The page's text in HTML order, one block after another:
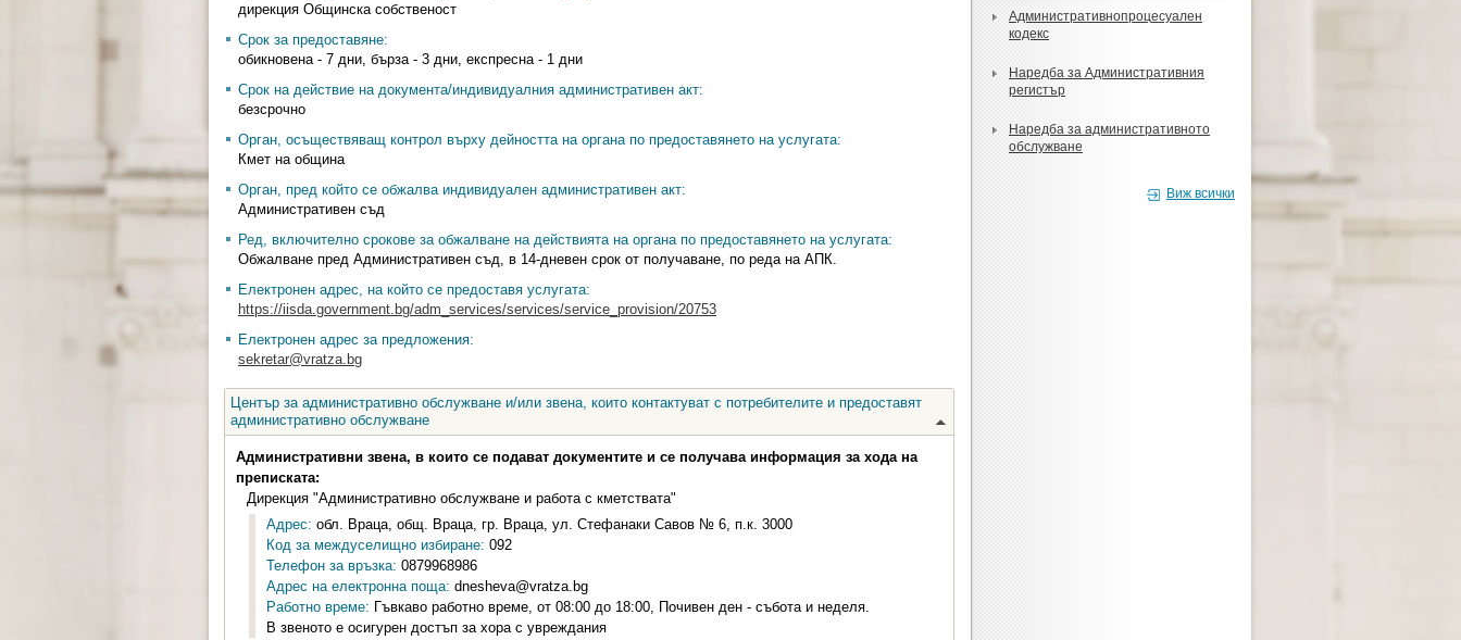
дирекция Общинска собственост
Срок за предоставяне:
обикновена - 7 дни, бърза - 3 дни, експресна - 1 дни
Срок на действие на документа/индивидуалния административен акт:
безсрочно
Орган, осъществяващ контрол върху дейността на органа по предоставянето на услугата:
Кмет на община
Орган, пред който се обжалва индивидуален административен акт:
Административен съд
Ред, включително срокове за обжалване на действията на органа по предоставянето на услугата:
Обжалване пред Административен съд, в 14-дневен срок от получаване, по реда на АПК.
Електронен адрес, на който се предоставя услугата:
https://iisda.government.bg/adm_services/services/service_provision/20753
Електронен адрес за предложения:
sekretar@vratza.bg
Център за административно обслужване и/или звена, които контактуват с потребителите и предоставят
административно обслужване
Административни звена, в които се подават документите и се получава информация за хода на
преписката:
Дирекция "Административно обслужване и работа с кметствата"
Адрес: обл. Враца, общ. Враца, гр. Враца, ул. Стефанаки Савов № 6, п.к. 3000
Код за междуселищно избиране: 092
Телефон за връзка: 0879968986
Адрес на електронна поща: dnesheva@vratza.bg
Работно време: Гъвкаво работно време, от 08:00 до 18:00, Почивен ден - събота и неделя.
В звеното е осигурен достъп за хора с увреждания
Административнопроцесуален
кодекс
Наредба за Административния
регистър
Наредба за административното
обслужване
Виж всички